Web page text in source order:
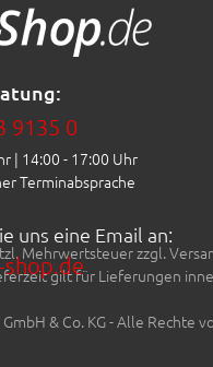
9135 0
| 14:00 - 17:00 Uhr
Terminabsprache
uns eine Email an:
Mehrwertsteuer zzgl.
gilt für Lieferungen
& Co. KG - Alle Rechte